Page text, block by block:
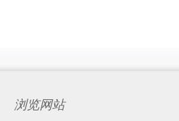
浏览网站